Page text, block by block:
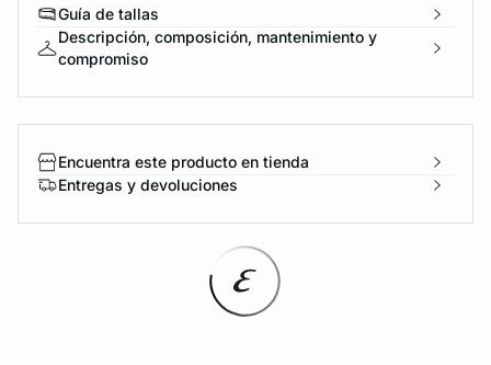
Guía de tallas
Descripción, composición, mantenimiento y
compromiso
Encuentra este producto en tienda
Entregas y devoluciones